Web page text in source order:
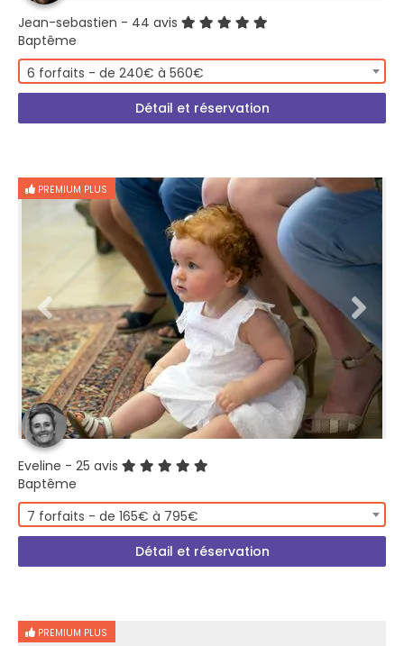
Jean-sebastien - 44 avis
Baptême
6 forfaits - de 240€ à 560€
Détail et réservation
PREMIUM PLUS
Eveline - 25 avis
Baptême
7 forfaits - de 165€ à 795€
Détail et réservation
PREMIUM PLUS